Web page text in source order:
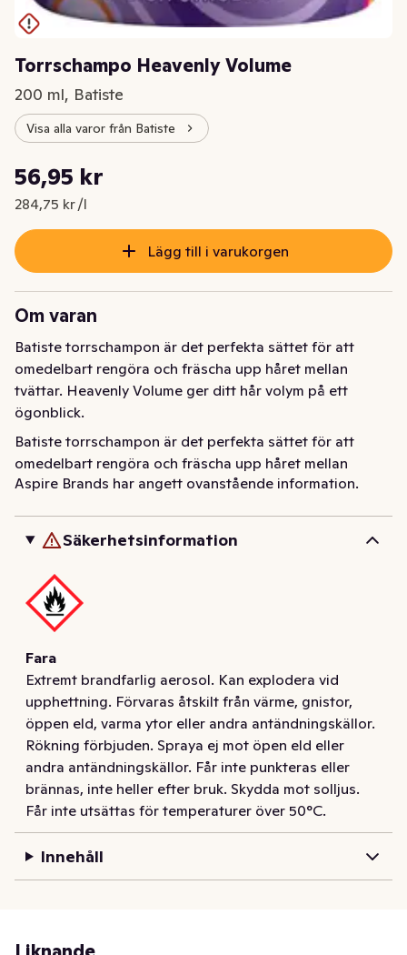
Torrschampo Heavenly Volume
200 ml, Batiste
Visa alla varor från Batiste
Nuvarande pris är: 56,95 kr
56,95 kr
284,75 kr /l
Styckpris: 284,75 kr /l
Lägg till i varukorgen
Om varan
Batiste torrschampon är det perfekta sättet för att
omedelbart rengöra och fräscha upp håret mellan
tvättar. Heavenly Volume ger ditt hår volym på ett
ögonblick.
Batiste torrschampon är det perfekta sättet för att
omedelbart rengöra och fräscha upp håret mellan
tvättar. Heavenly Volume ger ditt hår volym på ett
Aspire Brands har angett ovanstående information.
Säkerhetsinformation
Fara
Extremt brandfarlig aerosol. Kan explodera vid
upphettning. Förvaras åtskilt från värme, gnistor,
öppen eld, varma ytor eller andra antändningskällor.
Rökning förbjuden. Spraya ej mot öpen eld eller
andra antändningskällor. Får inte punkteras eller
brännas, inte heller efter bruk. Skydda mot solljus.
Får inte utsättas för temperaturer över 50°C.
Innehåll